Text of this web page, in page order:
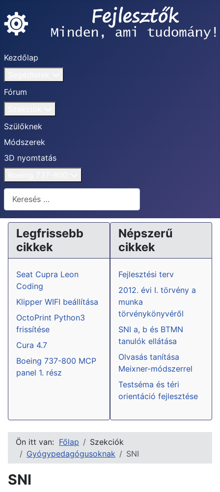
Kezdőlap
Fórum
Szülőknek
Módszerek
3D nyomtatás
Keresés...
Legfrissebb
cikkek
Seat Cupra Leon
Coding
Klipper WIFI beállítása
OctoPrint Python3
frissítése
Cura 4.7
Boeing 737-800 MCP
panel 1. rész
Népszerű
cikkek
Fejlesztési terv
2012. évi I. törvény a
munka
törvénykönyvéről
SNI a, b és BTMN
tanulók ellátása
Olvasás tanítása
Meixner-módszerrel
Testséma és téri
orientáció fejlesztése
Ön itt van: Főlap
Szekciók
Gyógypedagógusoknak
SNI
SNI